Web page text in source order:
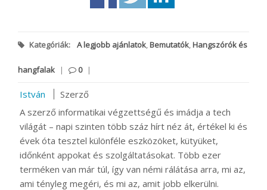
Kategóriák: A legjobb ajánlatok,Bemutatók,Hangszórók és
hangfalak | 0 |
István
Szerző
A szerző informatikai végzettségű és imádja a tech
világát – napi szinten több száz hírt néz át, értékel ki és
évek óta tesztel különféle eszközöket, kütyüket,
időnként appokat és szolgáltatásokat. Több ezer
terméken van már túl, így van némi rálátása arra, mi az,
ami tényleg megéri, és mi az, amit jobb elkerülni.